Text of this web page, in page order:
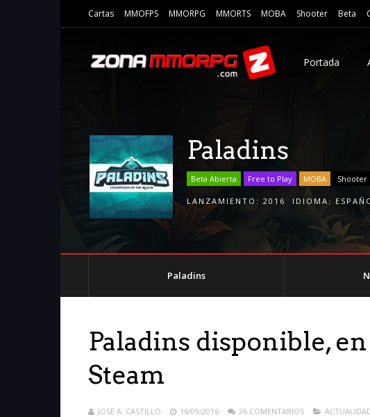
Cartas MMOFPS MMORPG MMORTS MOBA Shooter Beta
Portada
Paladins
Beta Abierta Free to Play MOBA Shooter
LANZAMIENTO: 2016 IDIOMA:
Paladins
Paladins disponible,
Steam
JOSE A. CASTILLO 16/09/2016 36 COMENTARIOS